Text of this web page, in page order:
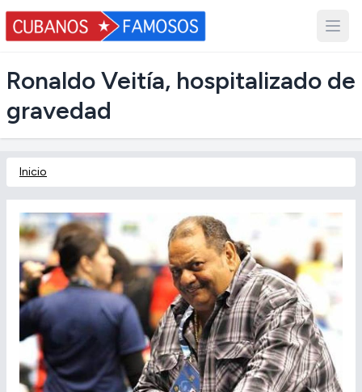
Ronaldo Veitía, hospitalizado de
gravedad
Inicio